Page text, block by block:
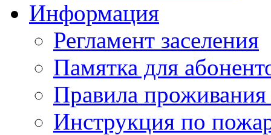
Информация
Регламент заселения
Памятка для
Правила
Инструкция по